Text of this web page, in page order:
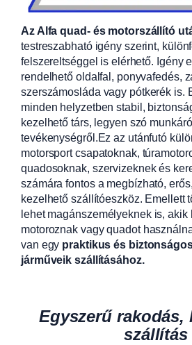
Az Alfa quad- és motorszállító
testreszabható igény szerint,
felszereltséggel is elérhető. Igény
rendelhető oldalfal, ponyvafedés,
szerszámosláda vagy pótkerék is.
minden helyzetben stabil,
kezelhető társ, legyen szó
tevékenységről.Ez az utánfutó
motorsport csapatoknak,
quadosoknak, szervizeknek és
számára fontos a megbízható,
kezelhető szállítóeszköz. Emellett
lehet magánszemélyeknek is, akik
motoroznak vagy quadot
van egy praktikus és
járműveik szállításához.
Egyszerű rakodás,
szállítás